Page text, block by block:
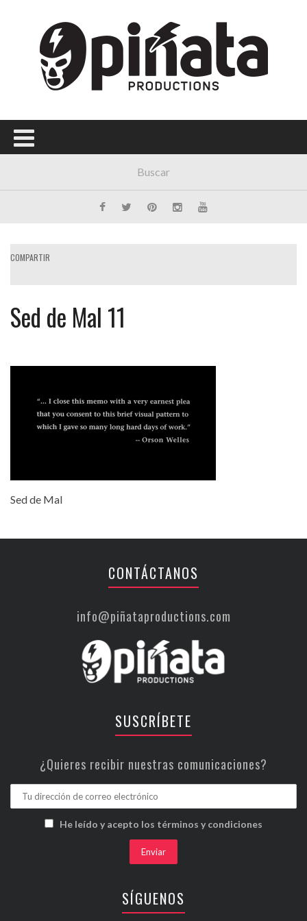
COMPARTIR
Sed de Mal 11
Sed de Mal
CONTÁCTANOS
info@piñataproductions.com
SUSCRÍBETE
¿Quieres recibir nuestras comunicaciones?
He leído y acepto los términos y condiciones
SÍGUENOS